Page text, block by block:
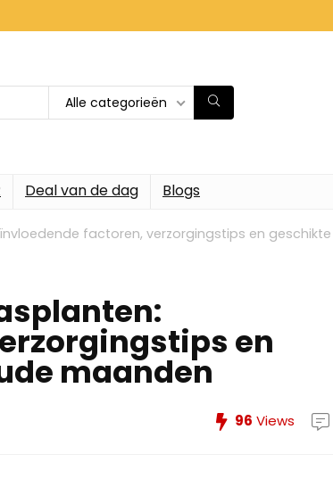
Alle categorieën
Deal van de dag Blogs
factoren, verzorgingstips en geschikte
en
maanden
96 Views